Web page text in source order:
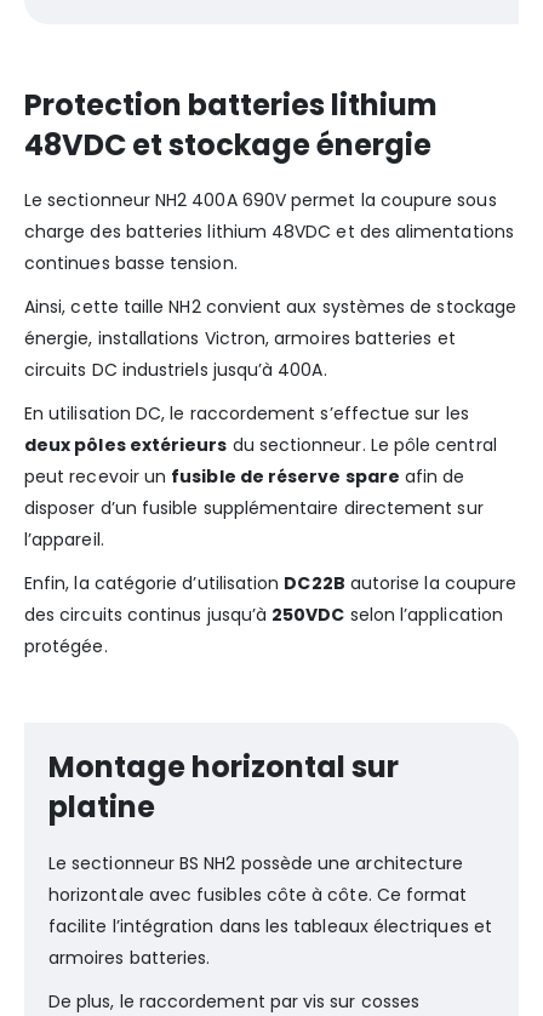
Protection batteries lithium
48VDC et stockage énergie
Le sectionneur NH2 400A 690V permet la coupure sous
charge des batteries lithium 48VDC et des alimentations
continues basse tension.
Ainsi, cette taille NH2 convient aux systèmes de stockage
énergie, installations Victron, armoires batteries et
circuits DC industriels jusqu’à 400A.
En utilisation DC, le raccordement s’effectue sur les
deux pôles extérieurs du sectionneur. Le pôle central
peut recevoir un fusible de réserve spare afin de
disposer d’un fusible supplémentaire directement sur
l’appareil.
Enfin, la catégorie d’utilisation DC22B autorise la coupure
des circuits continus jusqu’à 250VDC selon l’application
protégée.
Montage horizontal sur
platine
Le sectionneur BS NH2 possède une architecture
horizontale avec fusibles côte à côte. Ce format
facilite l’intégration dans les tableaux électriques et
armoires batteries.
De plus, le raccordement par vis sur cosses